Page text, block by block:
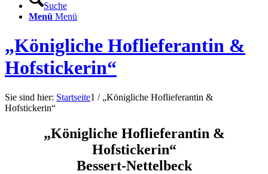
Suche
Menü Menü
„Königliche Hoflieferantin &
Hofstickerin“
Sie sind hier: Startseite1 / „Königliche Hoflieferantin &
Hofstickerin“
„Königliche Hoflieferantin &
Hofstickerin“
Bessert-Nettelbeck